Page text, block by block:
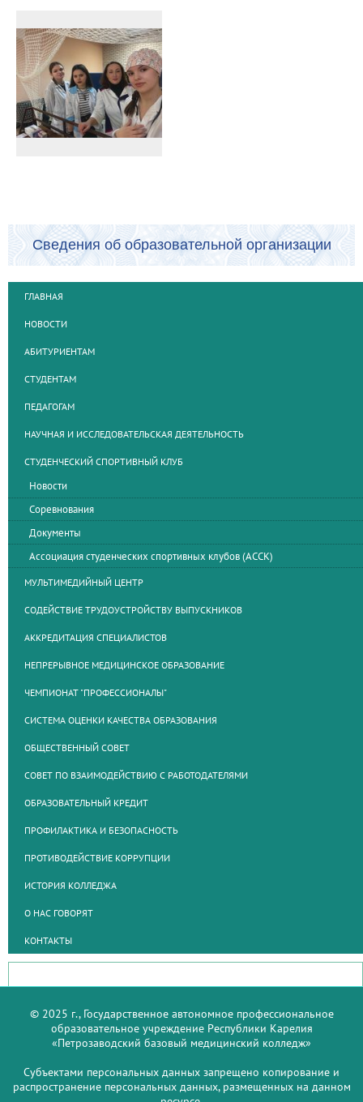
Сведения об образовательной организации
ГЛАВНАЯ
НОВОСТИ
АБИТУРИЕНТАМ
СТУДЕНТАМ
ПЕДАГОГАМ
НАУЧНАЯ И ИССЛЕДОВАТЕЛЬСКАЯ ДЕЯТЕЛЬНОСТЬ
СТУДЕНЧЕСКИЙ СПОРТИВНЫЙ КЛУБ
Новости
Соревнования
Документы
Ассоциация студенческих спортивных клубов (АССК)
МУЛЬТИМЕДИЙНЫЙ ЦЕНТР
СОДЕЙСТВИЕ ТРУДОУСТРОЙСТВУ ВЫПУСКНИКОВ
АККРЕДИТАЦИЯ СПЕЦИАЛИСТОВ
НЕПРЕРЫВНОЕ МЕДИЦИНСКОЕ ОБРАЗОВАНИЕ
ЧЕМПИОНАТ "ПРОФЕССИОНАЛЫ"
СИСТЕМА ОЦЕНКИ КАЧЕСТВА ОБРАЗОВАНИЯ
ОБЩЕСТВЕННЫЙ СОВЕТ
СОВЕТ ПО ВЗАИМОДЕЙСТВИЮ С РАБОТОДАТЕЛЯМИ
ОБРАЗОВАТЕЛЬНЫЙ КРЕДИТ
ПРОФИЛАКТИКА И БЕЗОПАСНОСТЬ
ПРОТИВОДЕЙСТВИЕ КОРРУПЦИИ
ИСТОРИЯ КОЛЛЕДЖА
О НАС ГОВОРЯТ
КОНТАКТЫ
© 2025 г., Государственное автономное профессиональное
образовательное учреждение Республики Карелия
«Петрозаводский базовый медицинский колледж»
Субъектами персональных данных запрещено копирование и
распространение персональных данных, размещенных на данном